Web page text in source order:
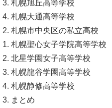
札幌旭丘高等学校
札幌大通高等学校
札幌市中央区の私立高校
札幌聖心女子学院高等学校
北星学園女子高等学校
札幌龍谷学園高等学校
札幌静修高等学校
まとめ